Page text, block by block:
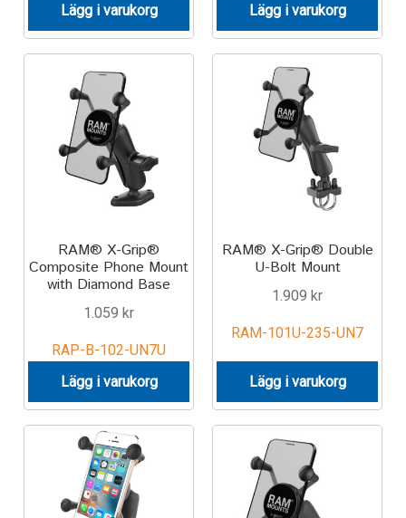
FORDONSTYP
Aircraft
ATV
Car
Dirt Bike
Forklift
Kayak
Lift Truck
FORDONSTYP
Lägg i varukorg
Lägg i varukorg
RAM® X-Grip®
Composite Phone Mount
with Diamond Base
1.059 kr
RAP-B-102-UN7U
Lägg i varukorg
RAM® X-Grip® Double
U-Bolt Mount
1.909 kr
RAM-101U-235-UN7
Lägg i varukorg